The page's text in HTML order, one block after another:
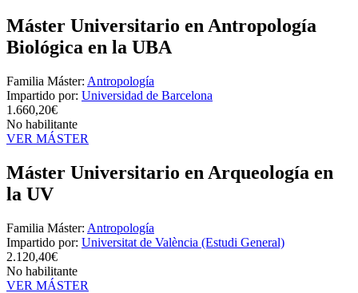
Máster Universitario en Antropología
Biológica en la UBA
Familia Máster: Antropología
Impartido por: Universidad de Barcelona
1.660,20€
No habilitante
VER MÁSTER
Máster Universitario en Arqueología en
la UV
Familia Máster: Antropología
Impartido por: Universitat de València (Estudi General)
2.120,40€
No habilitante
VER MÁSTER